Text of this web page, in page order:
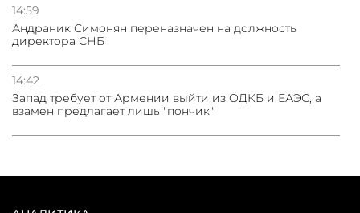
14:59
Андраник Симонян переназначен на должность
директора СНБ
14:42
Запад требует от Армении выйти из ОДКБ и ЕАЭС, а
взамен предлагает лишь "пончик"